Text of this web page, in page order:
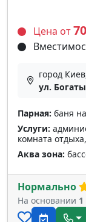
Цена от
город
ул.
Парная: баня
Услуги:
комната
Аква зона:
Нормально
На основании